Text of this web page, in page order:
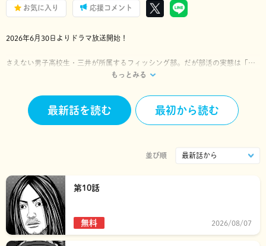
お気に入り 応援コメント
2026年6月30日よりドラマ放送開始！
さえない男子高校生・三井が所属するフィッシング部。だが部活の実態は「ス
ピナーベイト」と名乗る恐喝まがいの自警団だった。犯罪を取り締まることに
とが出来ない三井の明日は…?
連載デビュー作にして、傑作。
もっとみる
最新話を読む 最初から読む
並び順
第10話
無料 2026/08/07